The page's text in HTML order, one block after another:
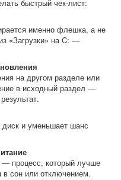
быстрый чек-лист:
именно флешка, а не
«Загрузки» на C: —
на другом разделе или
в исходный раздел —
и уменьшает шанс
— процесс, который лучше
сон или отключением.